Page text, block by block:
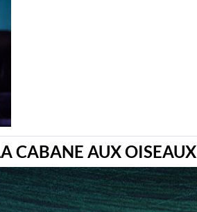
CABANE AUX OISEAUX